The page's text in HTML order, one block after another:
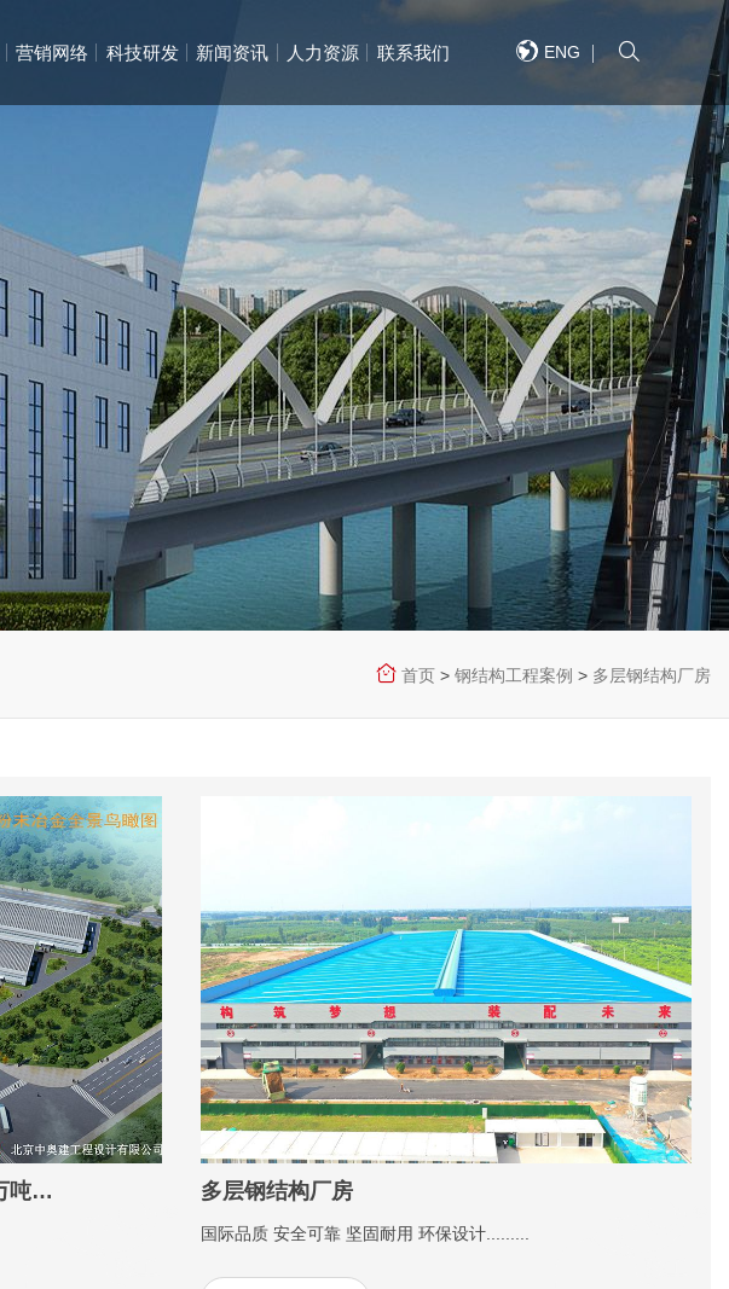
快捷导航 /QUICK NAVIGATION
集团简介 企业风采 企业文化 企业资质
企业荣誉 企业视频 生产设备 文件下载
起重系列产品
电动葫芦系列 单梁产品系列 双梁产品系列 门式起重机系列
港口起重机系列 智能小车系列 配件销售
钢结构系列产品
市政桥梁 高速桥梁 景观桥梁 单层钢结构厂房
多层钢结构厂房 非标钢结构
起重工程案列
通用桥式起重机 通用门式起重机 钢铁冶金起重机 多功能起重机
智能起重机系列 港口装卸起重机 轨道交通起重机
钢结构工程案列
市政桥梁 高速桥梁 景观桥梁 单层钢结构厂房
多层钢结构厂房 非标钢结构
营销网络
快捷导航 /QUICK NAVIGATION
国内网络 国外网络 国内业绩 国外业绩
科技研发
快捷导航 /QUICK NAVIGATION
DFMES系统 大数据平台 全自动抓斗起重机 语音控制系统
防摇摆定位系统 远程控制系统
新闻资讯
快捷导航 /QUICK NAVIGATION
公司新闻 大方党建 招标公告 采购公示
人力资源
快捷导航 /QUICK NAVIGATION
员工福利 职位需求 人才理念 招聘流程
员工活动 德孝爱心基金会 组织架构
联系我们
快捷导航 /QUICK NAVIGATION
在线地图 联系方式 详细信息
ENG
首页 > 钢结构工程案例 > 多层钢结构厂房
圣航粉末冶金河北有限公司年产6万吨高纯铁粉项目熔融制粉车间钢结构厂房及起重机总承包工程 多层钢结构厂房
国际品质 安全可靠 坚固耐用 环保设计.........